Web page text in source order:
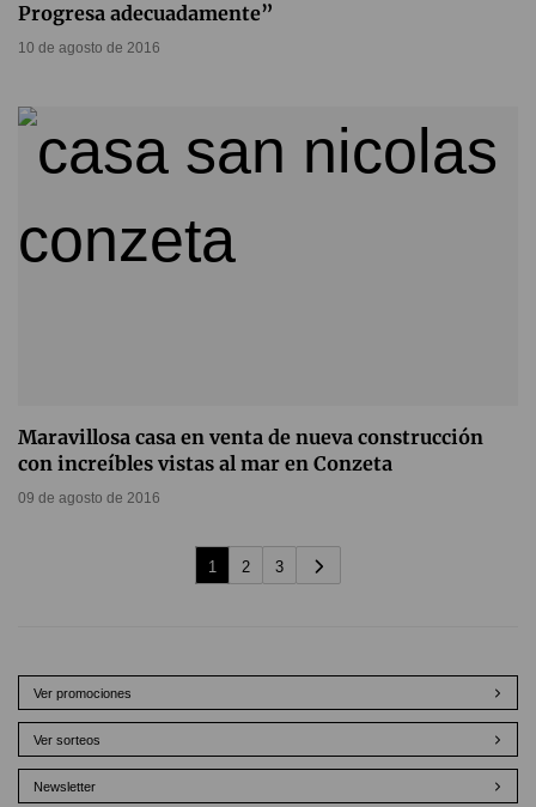
Progresa adecuadamente”
10 de agosto de 2016
Maravillosa casa en venta de nueva construcción
con increíbles vistas al mar en Conzeta
09 de agosto de 2016
1 2 3
Ver promociones
Ver sorteos
Newsletter